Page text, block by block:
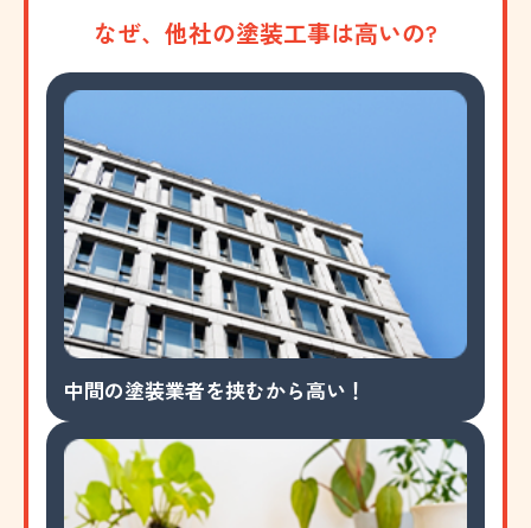
なぜ、他社の塗装工事は高いの?
中間の塗装業者を挟むから高い！